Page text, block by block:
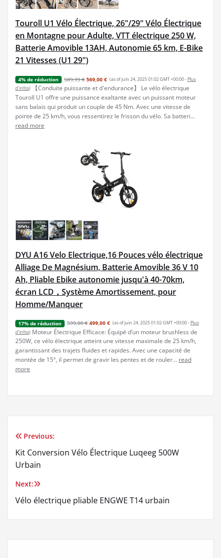
Touroll U1 Vélo Électrique, 26"/29" Vélo Électrique
en Montagne pour Adulte, VTT électrique 250 W,
Batterie Amovible 13AH, Autonomie 65 km, E-Bike
21 Vitesses (U1 29")
4% de réduction 589,99 € 569,00 € (as of juin 24, 2025 01:02 GMT +00:00 - Plus
d’infos)
【Conduite puissante et d'endurance】 Le vélo électrique
Touroll U1 offre une puissance exaltante avec un puissant moteur
sans balais qui produit un couple de 45 Nm. Avec une vitesse de
pointe de 25 km/h, vous ressentirez le frisson du vélo. Sa batteri...
read more
DYU A16 Velo Electrique,16 Pouces vélo électrique
Alliage De Magnésium, Batterie Amovible 36 V 10
Ah, Pliable Ebike autonomie jusqu'à 40-70km,
écran LCD，Système Amortissement, pour
Homme/Manquer
17% de réduction 599,00 € 499,00 € (as of juin 24, 2025 01:02 GMT +00:00 - Plus
d’infos) Moteur Électrique Efficace: Équipé d’un moteur brushless de
250W, ce vélo électrique atteint une vitesse maximale de 25 km/h,
garantissant des trajets fluides et rapides. Avec une capacité de
montée de 15°, il permet de gravir les pentes et de rouler... read
more
Navigation
de
l’article
Previous:
Kit Conversion Vélo Électrique Luqeeg 500W
Urbain
Next:
Vélo électrique pliable ENGWE T14 urbain